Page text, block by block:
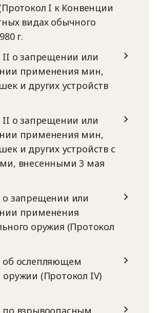
I к Конвенции
видах обычного
г.
II о запрещении или
применения мин,
и других устройств
II о запрещении или
применения мин,
и других устройств с
внесенными 3 мая
о запрещении или
применения
оружия (Протокол
об ослепляющем
(Протокол IV)
по взрывоопасным